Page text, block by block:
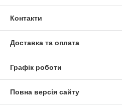
Контакти
Доставка та оплата
Графік роботи
Повна версія сайту